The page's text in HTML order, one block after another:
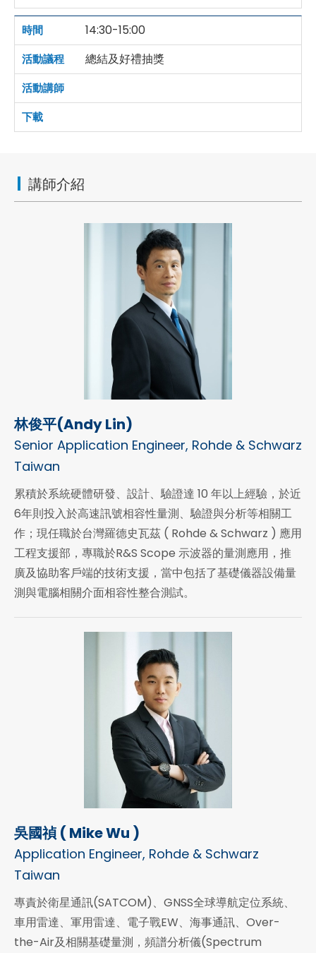
14:30-15:00
總結及好禮抽獎
講師介紹
林俊平(Andy Lin)
Senior Application Engineer, Rohde & Schwarz
Taiwan
累積於系統硬體研發、設計、驗證達 10 年以上經驗，於近
6年則投入於高速訊號相容性量測、驗證與分析等相關工
作；現任職於台灣羅德史瓦茲 ( Rohde & Schwarz ) 應用
工程支援部，專職於R&S Scope 示波器的量測應用，推
廣及協助客戶端的技術支援，當中包括了基礎儀器設備量
測與電腦相關介面相容性整合測試。
吳國禎 ( Mike Wu )
Application Engineer, Rohde & Schwarz
Taiwan
專責於衛星通訊(SATCOM)、GNSS全球導航定位系統、
車用雷達、軍用雷達、電子戰EW、海事通訊、Over-
the-Air及相關基礎量測，頻譜分析儀(Spectrum